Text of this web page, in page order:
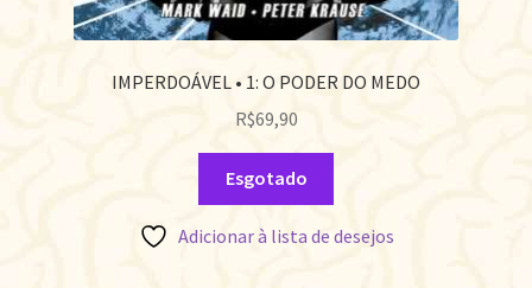
IMPERDOÁVEL • 1: O PODER DO MEDO
R$69,90
Esgotado
Adicionar à lista de desejos